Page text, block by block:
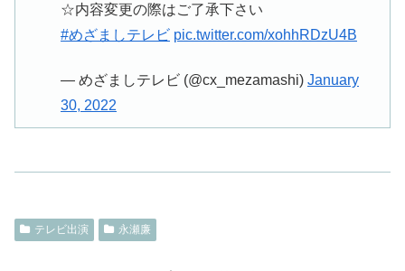
☆内容変更の際はご了承下さい
#めざましテレビ pic.twitter.com/xohhRDzU4B
— めざましテレビ (@cx_mezamashi) January
30, 2022
テレビ出演 永瀬廉